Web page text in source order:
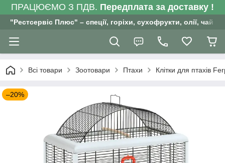
ПРАЦЮЄМО З ПДВ. Передплата за доставку !
"Рестсервіс Плюс" – спеції, горіхи, сухофрукти, олії, чай ,
Всі товари Зоотовари Птахи Клітки для птахів
–20%